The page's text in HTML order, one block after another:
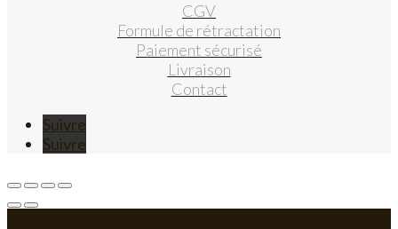
CGV
Formule de rétractation
Paiement sécurisé
Livraison
Contact
Suivre
Suivre